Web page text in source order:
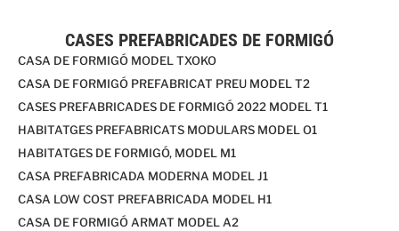
CASES PREFABRICADES DE FORMIGÓ
CASA DE FORMIGÓ MODEL TXOKO
CASA DE FORMIGÓ PREFABRICAT PREU MODEL T2
CASES PREFABRICADES DE FORMIGÓ 2022 MODEL T1
HABITATGES PREFABRICATS MODULARS MODEL O1
HABITATGES DE FORMIGÓ, MODEL M1
CASA PREFABRICADA MODERNA MODEL J1
CASA LOW COST PREFABRICADA MODEL H1
CASA DE FORMIGÓ ARMAT MODEL A2